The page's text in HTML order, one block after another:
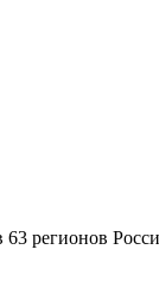
63 регионов